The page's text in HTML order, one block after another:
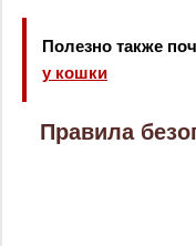
Полезно также
у кошки
Правила